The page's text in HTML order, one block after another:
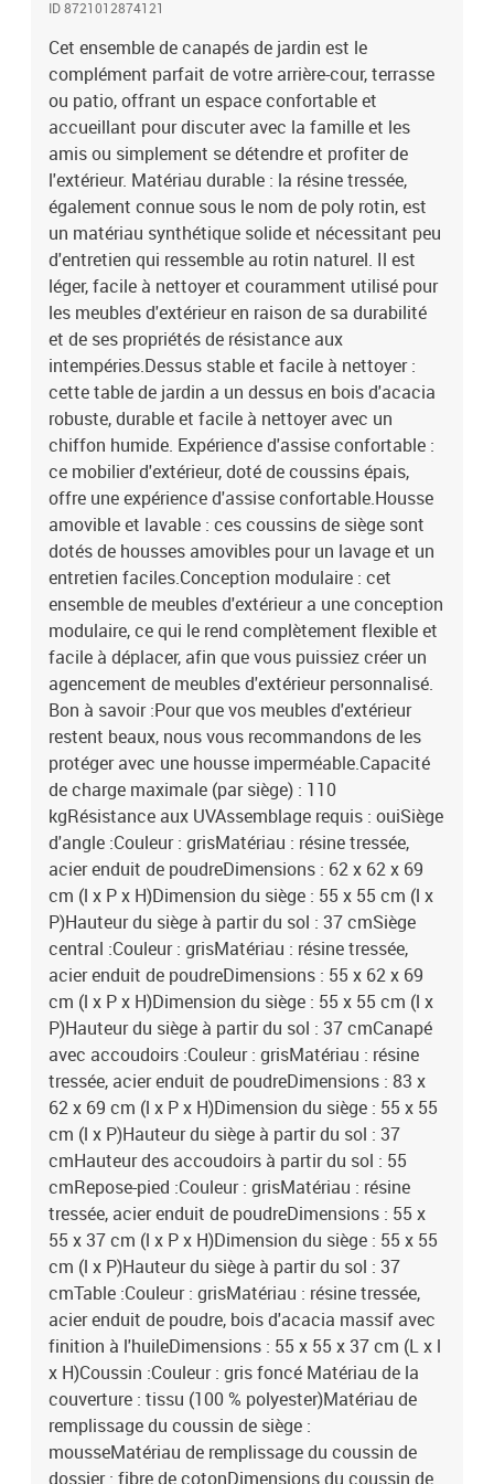
siège sont dotés de housses amovibles pour un lavage et un
entretien faciles.Conception modulaire : cet ensemble de meubles
d'extérieur a une conception modulaire, ce qui le rend
complètement flexible et facile à déplacer, afin que vous puissiez
créer un agencement de meubles d'extérieur personnalisé. Bon à
savoir :Pour que vos meubles d'extérieur restent beaux, nous vous
recommandons de les protéger avec une housse
imperméable.Capacité de charge maximale (par siège) : 110
kgRésistance aux UVAssemblage requis : ouiSiège d'angle
:Couleur : grisMatériau : résine tressée, acier enduit de
poudreDimensions : 62 x 62 x 69 cm (l x P x H)Dimension du siège :
55 x 55 cm (l x P)Hauteur du siège à partir du sol : 37 cmSiège
central :Couleur : grisMatériau : résine tressée, acier enduit de
poudreDimensions : 55 x 62 x 69 cm (l x P x H)Dimension du siège :
55 x 55 cm (l x P)Hauteur du siège à partir du sol : 37 cmCanapé
avec accoudoirs :Couleur : grisMatériau : résine tressée, acier
enduit de poudreDimensions : 83 x 62 x 69 cm (l x P x H)Dimension
du siège : 55 x 55 cm (l x P)Hauteur du siège à partir du sol : 37
cmHauteur des accoudoirs à partir du sol : 55 cmRepose-pied
:Couleur : grisMatériau : résine tressée, acier enduit de
poudreDimensions : 55 x 55 x 37 cm (l x P x H)Dimension du siège :
55 x 55 cm (l x P)Hauteur du siège à partir du sol : 37 cmTable
:Couleur : grisMatériau : résine tressée, acier enduit de poudre,
bois d'acacia massif avec finition à l'huileDimensions : 55 x 55 x
37 cm (L x l x H)Coussin :Couleur : gris foncé Matériau de la
couverture : tissu (100 % polyester)Matériau de remplissage du
coussin de siège : mousseMatériau de remplissage du coussin de
dossier : fibre de cotonDimensions du coussin de siège : 55 x 55 x
3 cm (l x P x é)Dimensions du coussin de dossier : 55 x 45 x 13 cm
(L x l x é)La livraison contient :1 x canapé d'angle2 x siège central2
x canapé avec accoudoirs1 x repose-pied1 x table de jardin6 x
coussin de dossier6 x coussin de siège
ID 8721012874121
Cet ensemble de canapés de jardin est le
complément parfait de votre arrière-cour, terrasse
ou patio, offrant un espace confortable et
accueillant pour discuter avec la famille et les
amis ou simplement se détendre et profiter de
l'extérieur. Matériau durable : la résine tressée,
également connue sous le nom de poly rotin, est
un matériau synthétique solide et nécessitant peu
d'entretien qui ressemble au rotin naturel. Il est
léger, facile à nettoyer et couramment utilisé pour
les meubles d'extérieur en raison de sa durabilité
et de ses propriétés de résistance aux
intempéries.Dessus stable et facile à nettoyer :
cette table de jardin a un dessus en bois d'acacia
robuste, durable et facile à nettoyer avec un
chiffon humide. Expérience d'assise confortable :
ce mobilier d'extérieur, doté de coussins épais,
offre une expérience d'assise confortable.Housse
amovible et lavable : ces coussins de siège sont
dotés de housses amovibles pour un lavage et un
entretien faciles.Conception modulaire : cet
ensemble de meubles d'extérieur a une conception
modulaire, ce qui le rend complètement flexible et
facile à déplacer, afin que vous puissiez créer un
agencement de meubles d'extérieur personnalisé.
Bon à savoir :Pour que vos meubles d'extérieur
restent beaux, nous vous recommandons de les
protéger avec une housse imperméable.Capacité
de charge maximale (par siège) : 110
kgRésistance aux UVAssemblage requis : ouiSiège
d'angle :Couleur : grisMatériau : résine tressée,
acier enduit de poudreDimensions : 62 x 62 x 69
cm (l x P x H)Dimension du siège : 55 x 55 cm (l x
P)Hauteur du siège à partir du sol : 37 cmSiège
central :Couleur : grisMatériau : résine tressée,
acier enduit de poudreDimensions : 55 x 62 x 69
cm (l x P x H)Dimension du siège : 55 x 55 cm (l x
P)Hauteur du siège à partir du sol : 37 cmCanapé
avec accoudoirs :Couleur : grisMatériau : résine
tressée, acier enduit de poudreDimensions : 83 x
62 x 69 cm (l x P x H)Dimension du siège : 55 x 55
cm (l x P)Hauteur du siège à partir du sol : 37
cmHauteur des accoudoirs à partir du sol : 55
cmRepose-pied :Couleur : grisMatériau : résine
tressée, acier enduit de poudreDimensions : 55 x
55 x 37 cm (l x P x H)Dimension du siège : 55 x 55
cm (l x P)Hauteur du siège à partir du sol : 37
cmTable :Couleur : grisMatériau : résine tressée,
acier enduit de poudre, bois d'acacia massif avec
finition à l'huileDimensions : 55 x 55 x 37 cm (L x l
x H)Coussin :Couleur : gris foncé Matériau de la
couverture : tissu (100 % polyester)Matériau de
remplissage du coussin de siège :
mousseMatériau de remplissage du coussin de
dossier : fibre de cotonDimensions du coussin de